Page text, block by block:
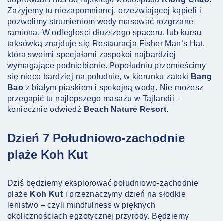
Zażyjemy tu niezapomnianej, orzeźwiającej kąpieli i
pozwolimy strumieniom wody masować rozgrzane
ramiona. W odległości dłuższego spaceru, lub kursu
taksówką znajduje się Restauracja Fisher Man’s Hat,
która swoimi specjałami zaspokoi najbardziej
wymagające podniebienie. Popołudniu przemieścimy
się nieco bardziej na południe, w kierunku zatoki Bang
Bao z białym piaskiem i spokojną wodą. Nie możesz
przegapić tu najlepszego masażu w Tajlandii –
koniecznie odwiedź Beach Nature Resort.
Dzień 7 Południowo-zachodnie
plaże Koh Kut
Dziś będziemy eksplorować południowo-zachodnie
plaże Koh Kut i przeznaczymy dzień na słodkie
lenistwo – czyli mindfulness w pięknych
okolicznościach egzotycznej przyrody. Będziemy